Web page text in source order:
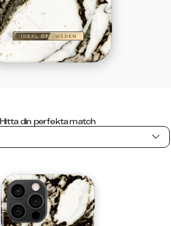
Hitta din perfekta match